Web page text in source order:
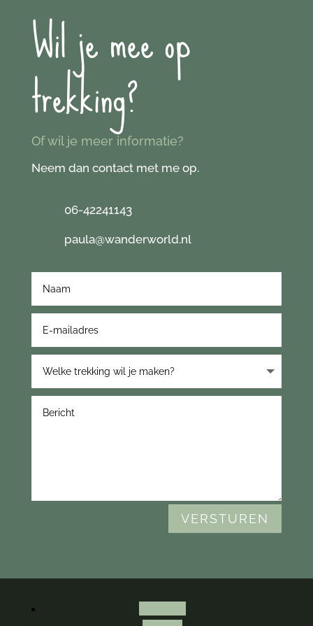
Wil je mee op
trekking?
Of wil je meer informatie?
Neem dan contact met me op.
06-42241143
paula@wanderworld.nl
VERSTUREN